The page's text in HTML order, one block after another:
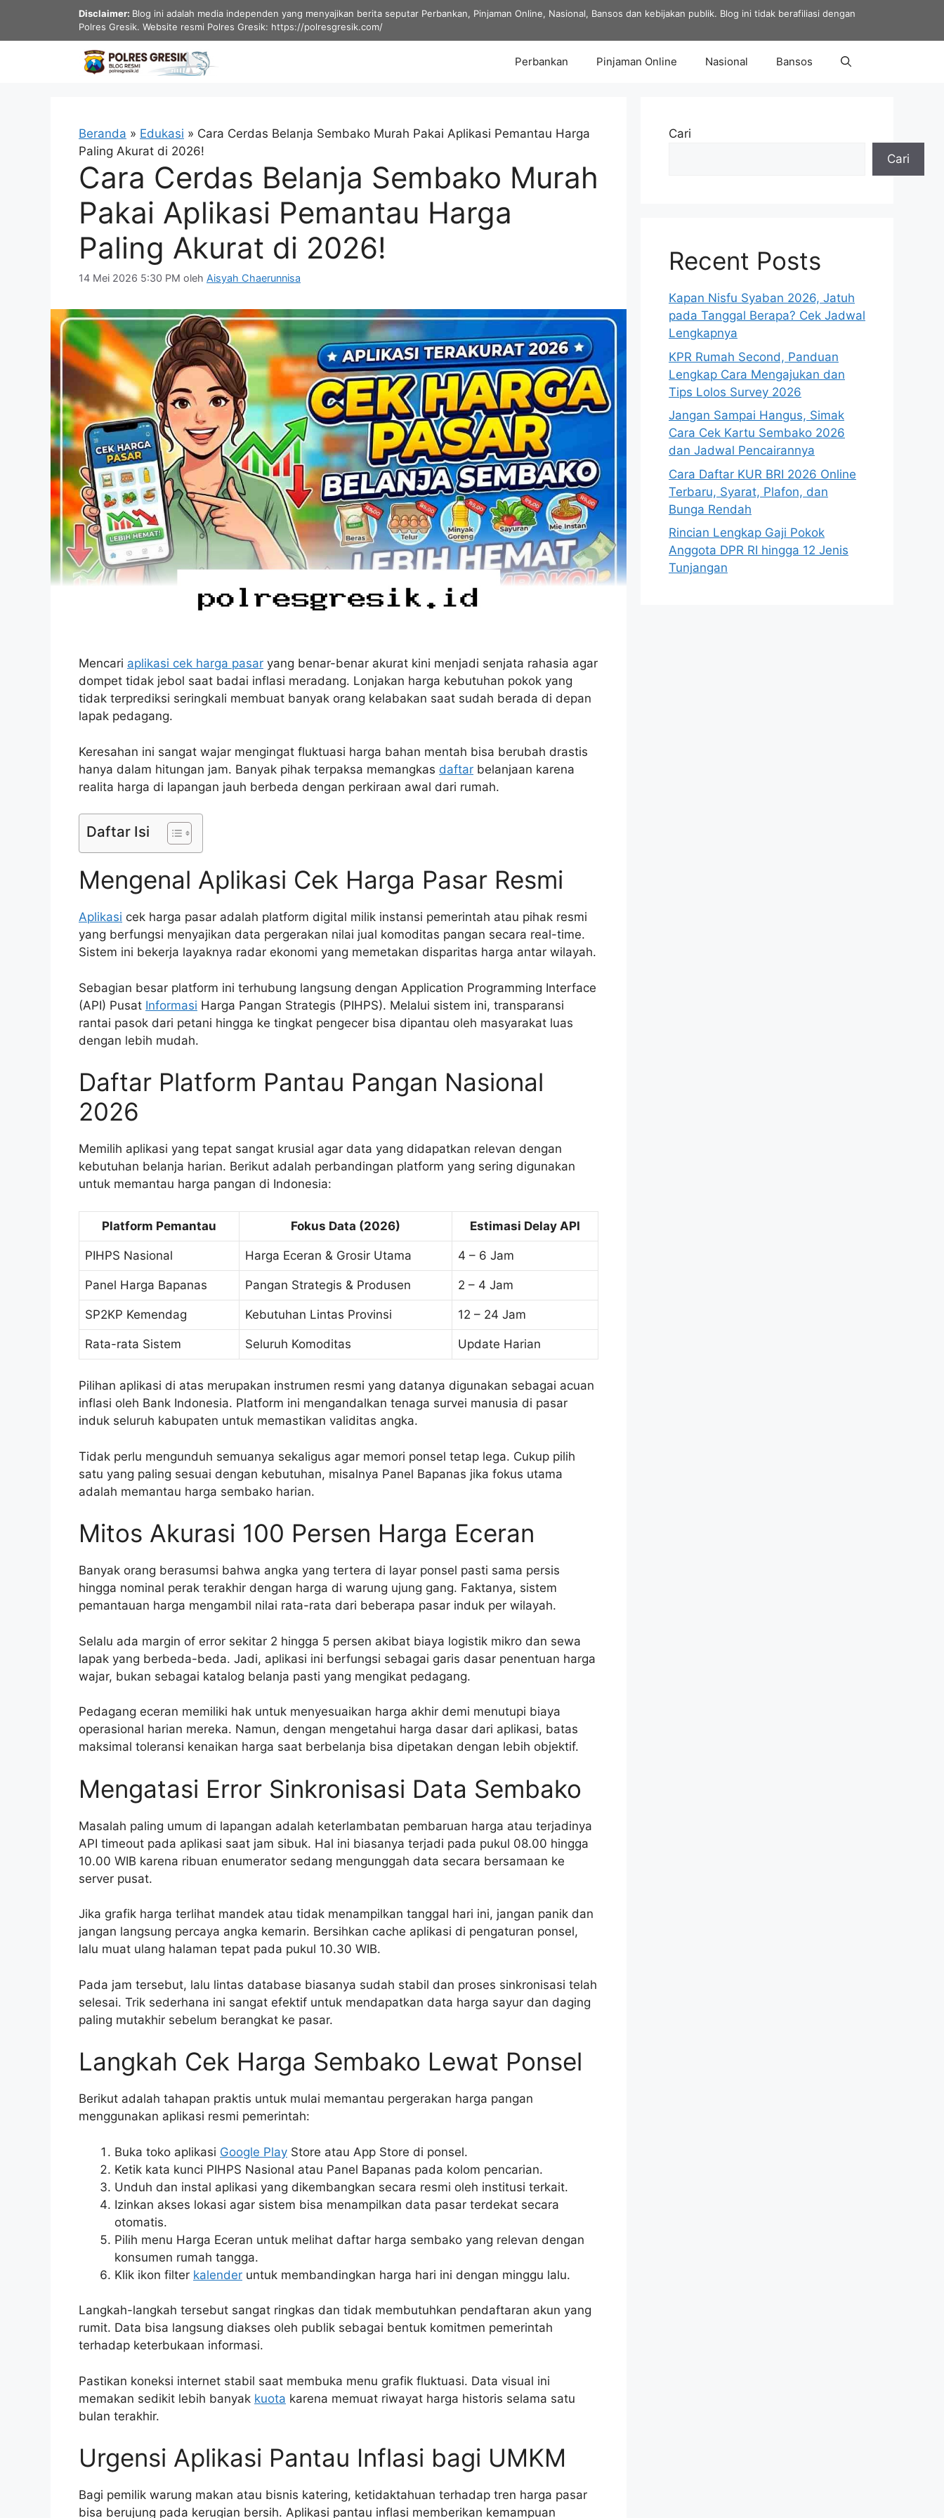
isi
Disclaimer: Blog ini adalah media independen yang menyajikan berita seputar Perbankan, Pinjaman Online, Nasional, Bansos dan kebijakan publik. Blog ini tidak berafiliasi dengan
Polres Gresik. Website resmi Polres Gresik: https://polresgresik.com/
Perbankan Pinjaman Online Nasional Bansos
Beranda » Edukasi » Cara Cerdas Belanja Sembako Murah Pakai Aplikasi Pemantau Harga
Paling Akurat di 2026!
Cara Cerdas Belanja Sembako Murah
Pakai Aplikasi Pemantau Harga
Paling Akurat di 2026!
14 Mei 2026 5:30 PM oleh Aisyah Chaerunnisa
Mencari aplikasi cek harga pasar yang benar-benar akurat kini menjadi senjata rahasia agar
dompet tidak jebol saat badai inflasi meradang. Lonjakan harga kebutuhan pokok yang
tidak terprediksi seringkali membuat banyak orang kelabakan saat sudah berada di depan
lapak pedagang.
Keresahan ini sangat wajar mengingat fluktuasi harga bahan mentah bisa berubah drastis
hanya dalam hitungan jam. Banyak pihak terpaksa memangkas daftar belanjaan karena
realita harga di lapangan jauh berbeda dengan perkiraan awal dari rumah.
Daftar Isi
Mengenal Aplikasi Cek Harga Pasar Resmi
Aplikasi cek harga pasar adalah platform digital milik instansi pemerintah atau pihak resmi
yang berfungsi menyajikan data pergerakan nilai jual komoditas pangan secara real-time.
Sistem ini bekerja layaknya radar ekonomi yang memetakan disparitas harga antar wilayah.
Sebagian besar platform ini terhubung langsung dengan Application Programming Interface
(API) Pusat Informasi Harga Pangan Strategis (PIHPS). Melalui sistem ini, transparansi
rantai pasok dari petani hingga ke tingkat pengecer bisa dipantau oleh masyarakat luas
dengan lebih mudah.
Daftar Platform Pantau Pangan Nasional
2026
Memilih aplikasi yang tepat sangat krusial agar data yang didapatkan relevan dengan
kebutuhan belanja harian. Berikut adalah perbandingan platform yang sering digunakan
untuk memantau harga pangan di Indonesia:
Platform Pemantau Fokus Data (2026) Estimasi Delay API
PIHPS Nasional Harga Eceran & Grosir Utama 4 – 6 Jam
Panel Harga Bapanas Pangan Strategis & Produsen 2 – 4 Jam
SP2KP Kemendag Kebutuhan Lintas Provinsi 12 – 24 Jam
Rata-rata Sistem Seluruh Komoditas Update Harian
Pilihan aplikasi di atas merupakan instrumen resmi yang datanya digunakan sebagai acuan
inflasi oleh Bank Indonesia. Platform ini mengandalkan tenaga survei manusia di pasar
induk seluruh kabupaten untuk memastikan validitas angka.
Tidak perlu mengunduh semuanya sekaligus agar memori ponsel tetap lega. Cukup pilih
satu yang paling sesuai dengan kebutuhan, misalnya Panel Bapanas jika fokus utama
adalah memantau harga sembako harian.
Mitos Akurasi 100 Persen Harga Eceran
Banyak orang berasumsi bahwa angka yang tertera di layar ponsel pasti sama persis
hingga nominal perak terakhir dengan harga di warung ujung gang. Faktanya, sistem
pemantauan harga mengambil nilai rata-rata dari beberapa pasar induk per wilayah.
Selalu ada margin of error sekitar 2 hingga 5 persen akibat biaya logistik mikro dan sewa
lapak yang berbeda-beda. Jadi, aplikasi ini berfungsi sebagai garis dasar penentuan harga
wajar, bukan sebagai katalog belanja pasti yang mengikat pedagang.
Pedagang eceran memiliki hak untuk menyesuaikan harga akhir demi menutupi biaya
operasional harian mereka. Namun, dengan mengetahui harga dasar dari aplikasi, batas
maksimal toleransi kenaikan harga saat berbelanja bisa dipetakan dengan lebih objektif.
Mengatasi Error Sinkronisasi Data Sembako
Masalah paling umum di lapangan adalah keterlambatan pembaruan harga atau terjadinya
API timeout pada aplikasi saat jam sibuk. Hal ini biasanya terjadi pada pukul 08.00 hingga
10.00 WIB karena ribuan enumerator sedang mengunggah data secara bersamaan ke
server pusat.
Jika grafik harga terlihat mandek atau tidak menampilkan tanggal hari ini, jangan panik dan
jangan langsung percaya angka kemarin. Bersihkan cache aplikasi di pengaturan ponsel,
lalu muat ulang halaman tepat pada pukul 10.30 WIB.
Pada jam tersebut, lalu lintas database biasanya sudah stabil dan proses sinkronisasi telah
selesai. Trik sederhana ini sangat efektif untuk mendapatkan data harga sayur dan daging
paling mutakhir sebelum berangkat ke pasar.
Langkah Cek Harga Sembako Lewat Ponsel
Berikut adalah tahapan praktis untuk mulai memantau pergerakan harga pangan
menggunakan aplikasi resmi pemerintah:
Buka toko aplikasi Google Play Store atau App Store di ponsel.
Ketik kata kunci PIHPS Nasional atau Panel Bapanas pada kolom pencarian.
Unduh dan instal aplikasi yang dikembangkan secara resmi oleh institusi terkait.
Izinkan akses lokasi agar sistem bisa menampilkan data pasar terdekat secara
otomatis.
Pilih menu Harga Eceran untuk melihat daftar harga sembako yang relevan dengan
konsumen rumah tangga.
Klik ikon filter kalender untuk membandingkan harga hari ini dengan minggu lalu.
Langkah-langkah tersebut sangat ringkas dan tidak membutuhkan pendaftaran akun yang
rumit. Data bisa langsung diakses oleh publik sebagai bentuk komitmen pemerintah
terhadap keterbukaan informasi.
Pastikan koneksi internet stabil saat membuka menu grafik fluktuasi. Data visual ini
memakan sedikit lebih banyak kuota karena memuat riwayat harga historis selama satu
bulan terakhir.
Urgensi Aplikasi Pantau Inflasi bagi UMKM
Bagi pemilik warung makan atau bisnis katering, ketidaktahuan terhadap tren harga pasar
bisa berujung pada kerugian bersih. Aplikasi pantau inflasi memberikan kemampuan
Cari
Cari
Recent Posts
Kapan Nisfu Syaban 2026, Jatuh
pada Tanggal Berapa? Cek Jadwal
Lengkapnya
KPR Rumah Second, Panduan
Lengkap Cara Mengajukan dan
Tips Lolos Survey 2026
Jangan Sampai Hangus, Simak
Cara Cek Kartu Sembako 2026
dan Jadwal Pencairannya
Cara Daftar KUR BRI 2026 Online
Terbaru, Syarat, Plafon, dan
Bunga Rendah
Rincian Lengkap Gaji Pokok
Anggota DPR RI hingga 12 Jenis
Tunjangan